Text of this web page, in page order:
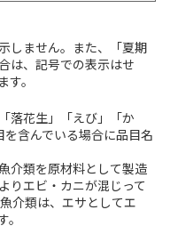
しません。また、「夏期
は、記号での表示はせ
。
落花生」「えび」「か
含んでいる場合に品目名
介類を原材料として製造
りエビ・カニが混じって
介類は、エサとしてエ